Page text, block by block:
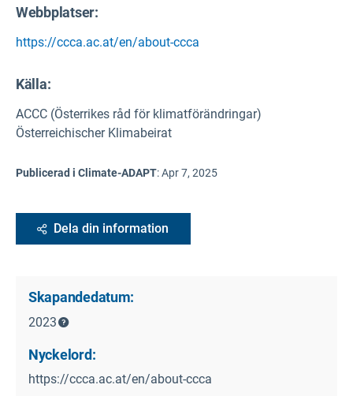
Webbplatser:
https://ccca.ac.at/en/about-ccca
Källa:
ACCC (Österrikes råd för klimatförändringar)
Österreichischer Klimabeirat
Publicerad i Climate-ADAPT:Apr 7, 2025
Dela din information
Skapandedatum:
2023
Nyckelord:
https://ccca.ac.at/en/about-ccca